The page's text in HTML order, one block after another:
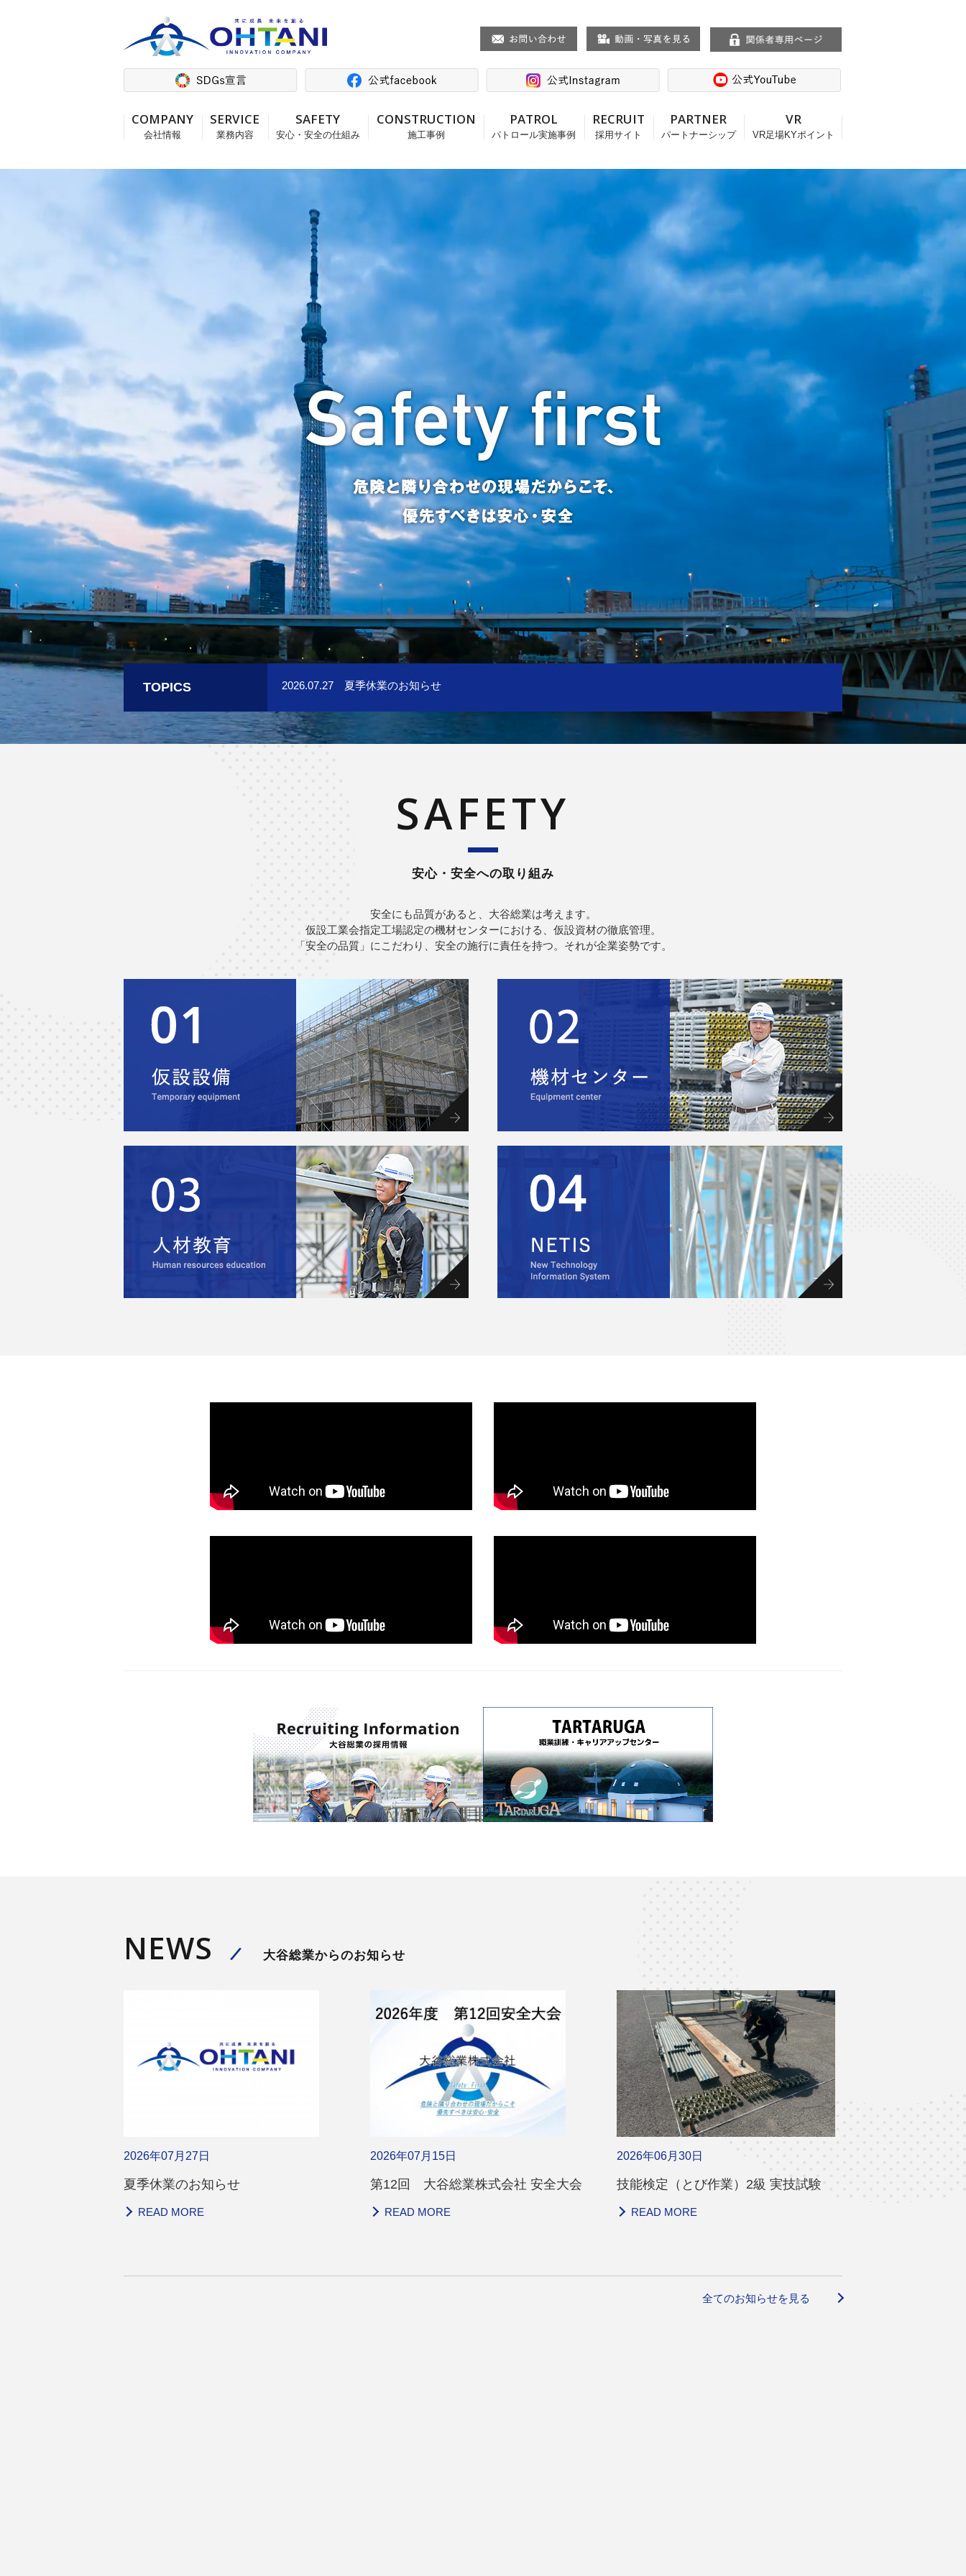
COMPANY
会社情報
SERVICE
業務内容
SAFETY
安心・安全の仕組み
CONSTRUCTION
施工事例
PATROL
パトロール実施事例
RECRUIT
採用サイト
PARTNER
パートナーシップ
VR
VR足場KYポイント
TOPICS 2026.07.15 第12回 大谷総業株式会社 安全大会
SAFETY
安心・安全への取り組み
安全にも品質があると、大谷総業は考えます。
仮設工業会指定工場認定の機材センターにおける、仮設資材の徹底管理。
「安全の品質」にこだわり、安全の施行に責任を持つ。それが企業姿勢です。
NEWS 大谷総業からのお知らせ
2026年07月27日
夏季休業のお知らせ
READ MORE
2026年07月15日
第12回 大谷総業株式会社 安全大会
READ MORE
2026年06月30日
技能検定（とび作業）2級 実技試験
READ MORE
全てのお知らせを見る